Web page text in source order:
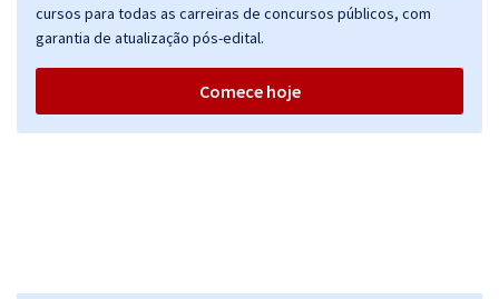
cursos para todas as carreiras de concursos públicos, com
garantia de atualização pós-edital.
Comece hoje